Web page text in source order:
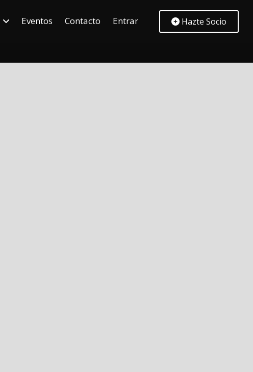
Eventos Contacto Entrar Hazte Socio